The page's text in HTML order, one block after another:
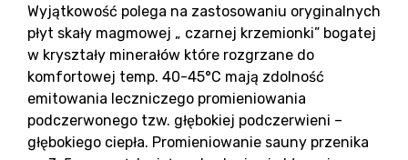
Wyjątkowość polega na zastosowaniu oryginalnych
płyt skały magmowej „ czarnej krzemionki” bogatej
w kryształy minerałów które rozgrzane do
komfortowej temp. 40-45°C mają zdolność
emitowania leczniczego promieniowania
podczerwonego tzw. głębokiej podczerwieni –
głębokiego ciepła. Promieniowanie sauny przenika